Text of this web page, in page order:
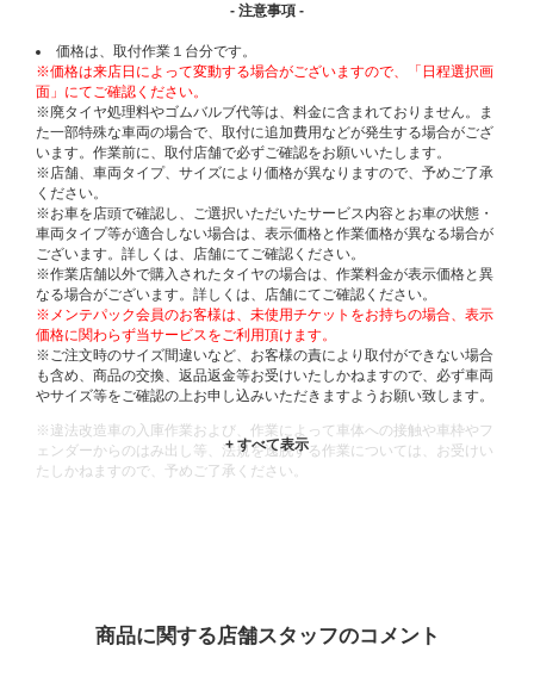
- 注意事項 -
価格は、取付作業１台分です。
※価格は来店日によって変動する場合がございますので、「日程選択画
面」にてご確認ください。
※廃タイヤ処理料やゴムバルブ代等は、料金に含まれておりません。ま
た一部特殊な車両の場合で、取付に追加費用などが発生する場合がござ
います。作業前に、取付店舗で必ずご確認をお願いいたします。
※店舗、車両タイプ、サイズにより価格が異なりますので、予めご了承
ください。
※お車を店頭で確認し、ご選択いただいたサービス内容とお車の状態・
車両タイプ等が適合しない場合は、表示価格と作業価格が異なる場合が
ございます。詳しくは、店舗にてご確認ください。
※作業店舗以外で購入されたタイヤの場合は、作業料金が表示価格と異
なる場合がございます。詳しくは、店舗にてご確認ください。
※メンテパック会員のお客様は、未使用チケットをお持ちの場合、表示
価格に関わらず当サービスをご利用頂けます。
※ご注文時のサイズ間違いなど、お客様の責により取付ができない場合
も含め、商品の交換、返品返金等お受けいたしかねますので、必ず車両
やサイズ等をご確認の上お申し込みいただきますようお願い致します。
※違法改造車の入庫作業および、作業によって車体への接触や車枠やフ
ェンダーからのはみ出し等、法規を逸脱する作業については、お受けい
たしかねますので、予めご了承ください。
商品に関する店舗スタッフのコメント